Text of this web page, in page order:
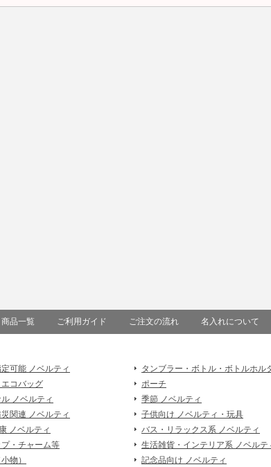
商品一覧 ご利用ガイド ご注文の流れ 名入れについて
可能 ノベルティ タンブラー・ボトル・ボトルホル
コバッグ ポーチ
ノベルティ 季節 ノベルティ
関連 ノベルティ 子供向け ノベルティ・玩具
ノベルティ バス・リラックス系 ノベルティ
・チャーム等 生活雑貨・インテリア系 ノベルテ
物） 記念品向け ノベルティ